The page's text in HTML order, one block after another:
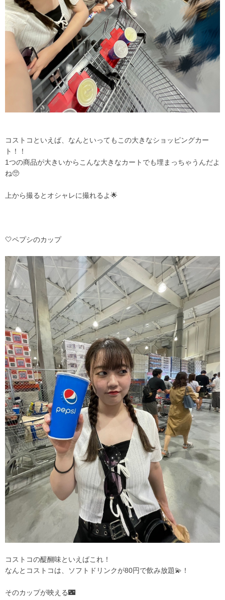
コストコといえば、なんといってもこの大きなショッピングカー
ト！！
1つの商品が大きいからこんな大きなカートでも埋まっちゃうんだよ
ね🥺
上から撮るとオシャレに撮れるよ🌟
🤍ペプシのカップ
コストコの醍醐味といえばこれ！
なんとコストコは、ソフトドリンクが80円で飲み放題💫！
そのカップが映える🌃